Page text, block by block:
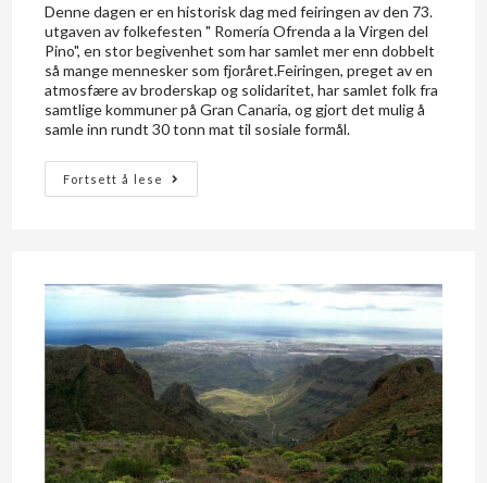
Denne dagen er en historisk dag med feiringen av den 73.
utgaven av folkefesten " Romería Ofrenda a la Virgen del
Pino", en stor begivenhet som har samlet mer enn dobbelt
så mange mennesker som fjoråret.Feiringen, preget av en
atmosfære av broderskap og solidaritet, har samlet folk fra
samtlige kommuner på Gran Canaria, og gjort det mulig å
samle inn rundt 30 tonn mat til sosiale formål.
Fortsett å lese